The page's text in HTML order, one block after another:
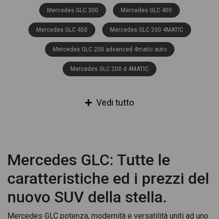
Mercedes GLC 300 Mercedes GLC 400
Mercedes GLC 450 Mercedes GLC 200 4MATIC
Mercedes GLC 200 advanced 4matic auto
Mercedes GLC 200 d 4MATIC
Mercedes GLC 200 d amg line advanced 4matic auto
Mercedes GLC 200 d premium 4matic auto
Mercedes GLC 200 d Sport 4matic auto
Vedi tutto
Mercedes GLC: Tutte le
caratteristiche ed i prezzi del
nuovo SUV della stella.
Mercedes GLC potenza, modernità e versatilità uniti ad uno